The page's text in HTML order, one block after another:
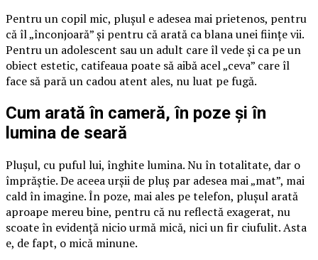
Pentru un copil mic, plușul e adesea mai prietenos, pentru
că îl „înconjoară” și pentru că arată ca blana unei ființe vii.
Pentru un adolescent sau un adult care îl vede și ca pe un
obiect estetic, catifeaua poate să aibă acel „ceva” care îl
face să pară un cadou atent ales, nu luat pe fugă.
Cum arată în cameră, în poze și în
lumina de seară
Plușul, cu puful lui, înghite lumina. Nu în totalitate, dar o
împrăștie. De aceea urșii de pluș par adesea mai „mat”, mai
cald în imagine. În poze, mai ales pe telefon, plușul arată
aproape mereu bine, pentru că nu reflectă exagerat, nu
scoate în evidență nicio urmă mică, nici un fir ciufulit. Asta
e, de fapt, o mică minune.